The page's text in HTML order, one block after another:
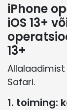
iPhone
iOS 13+
13+
Safari.
1. toiming: